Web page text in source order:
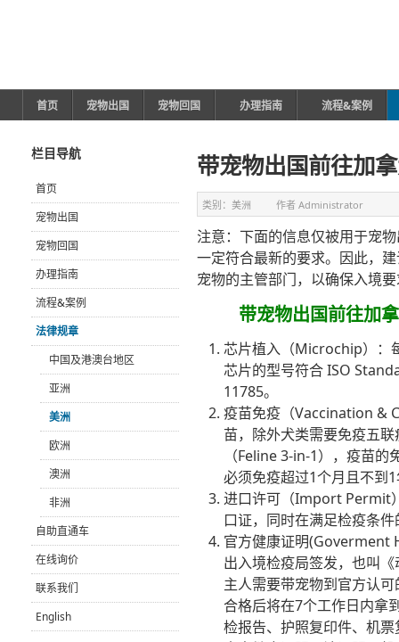
首页 宠物出国 宠物回国 办理指南 流程&案例
带宠物出国前往加
类别： 美洲 作者 Administrator
注意：下面的信息仅被用于宠
一定符合最新的要求。因此，
宠物的主管部门，以确保入境
带宠物出国前往加
芯片植入（Microchip）：
芯片的型号符合 ISO
11785。
疫苗免疫（Vaccination &
苗，除外犬类需要免疫五
（Feline 3-in-1），疫苗
必须免疫超过1个月且不到
进口许可（Import Permit
口证，同时在满足检疫条
官方健康证明(Goverment
出入境检疫局签发，也叫
主人需要带宠物到官方认
合格后将在7个工作日内拿
检报告、护照复印件、机
栏目导航
首页
宠物出国
宠物回国
办理指南
流程&案例
法律规章
中国及港澳台地区
亚洲
美洲
欧洲
澳洲
非洲
自助直通车
在线询价
联系我们
English